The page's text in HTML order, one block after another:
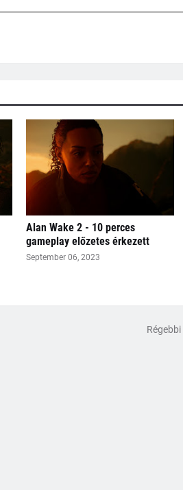
Alan Wake 2 - 10 perces
gameplay előzetes érkezett
September 06, 2023
Régebbi